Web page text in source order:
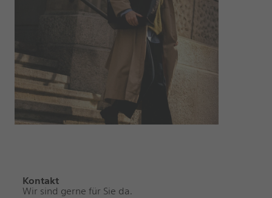
Kontakt
Wir sind gerne für Sie da.